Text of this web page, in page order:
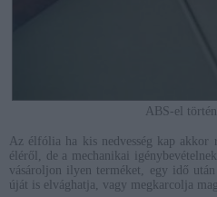
ABS-el
Az élfólia ha kis nedvesség kap
éléről, de a mechanikai
vásároljon ilyen terméket, egy idő
úját is elvághatja, vagy megkarcolja